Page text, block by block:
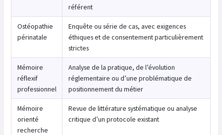
référent
Ostéopathie
périnatale
Enquête ou série de cas, avec exigences
éthiques et de consentement particulièrement
strictes
Mémoire
réflexif
professionnel
Analyse de la pratique, de l’évolution
réglementaire ou d’une problématique de
positionnement du métier
Mémoire
orienté
recherche
Revue de littérature systématique ou analyse
critique d’un protocole existant